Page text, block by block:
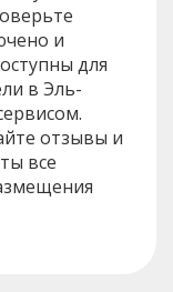
и
для
в Эль-
отзывы и
все